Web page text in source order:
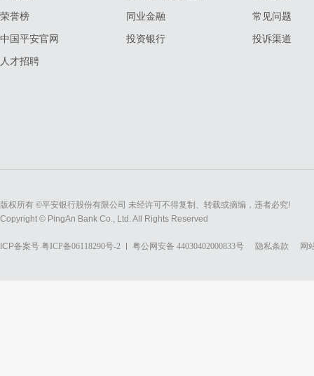
荣誉榜
中国平安官网
人才招聘
同业金融
投资银行
常见问题
投诉渠道
版权所有 ©平安银行股份有限公司 未经许可不得复制、转载或摘编，违者必究!
Copyright © PingAn Bank Co., Ltd. All Rights Reserved
ICP备案号 粤ICP备06118290号-2 粤公网安备 44030402000833号 隐私条款 网